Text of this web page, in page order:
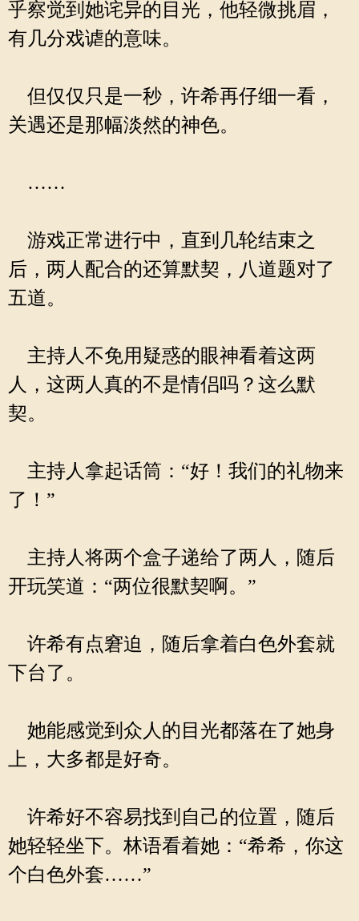
乎察觉到她诧异的目光，他轻微挑眉，
有几分戏谑的意味。
但仅仅只是一秒，许希再仔细一看，
关遇还是那幅淡然的神色。
……
游戏正常进行中，直到几轮结束之
后，两人配合的还算默契，八道题对了
五道。
主持人不免用疑惑的眼神看着这两
人，这两人真的不是情侣吗？这么默
契。
主持人拿起话筒：“好！我们的礼物来
了！”
主持人将两个盒子递给了两人，随后
开玩笑道：“两位很默契啊。”
许希有点窘迫，随后拿着白色外套就
下台了。
她能感觉到众人的目光都落在了她身
上，大多都是好奇。
许希好不容易找到自己的位置，随后
她轻轻坐下。林语看着她：“希希，你这
个白色外套……”